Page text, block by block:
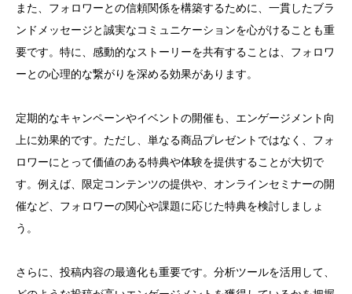
また、フォロワーとの信頼関係を構築するために、一貫したブラ
ンドメッセージと誠実なコミュニケーションを心がけることも重
要です。特に、感動的なストーリーを共有することは、フォロワ
ーとの心理的な繋がりを深める効果があります。
定期的なキャンペーンやイベントの開催も、エンゲージメント向
上に効果的です。ただし、単なる商品プレゼントではなく、フォ
ロワーにとって価値のある特典や体験を提供することが大切で
す。例えば、限定コンテンツの提供や、オンラインセミナーの開
催など、フォロワーの関心や課題に応じた特典を検討しましょ
う。
さらに、投稿内容の最適化も重要です。分析ツールを活用して、